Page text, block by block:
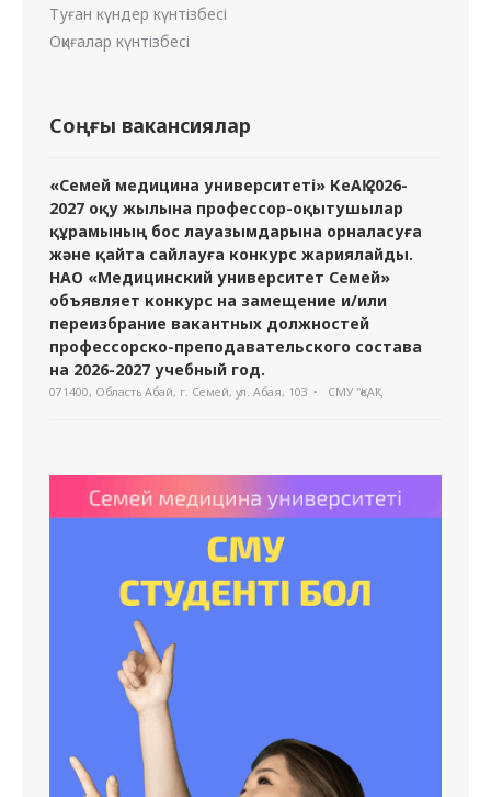
Туған күндер күнтізбесі
Оқиғалар күнтізбесі
Соңғы вакансиялар
«Семей медицина университеті» КеАҚ 2026-
2027 оқу жылына профессор-оқытушылар
құрамының бос лауазымдарына орналасуға
және қайта сайлауға конкурс жариялайды.
НАО «Медицинский университет Семей»
объявляет конкурс на замещение и/или
переизбрание вакантных должностей
профессорско-преподавательского состава
на 2026-2027 учебный год.
071400, Область Абай, г. Семей, ул. Абая, 103 СМУ "ҚеАҚ"